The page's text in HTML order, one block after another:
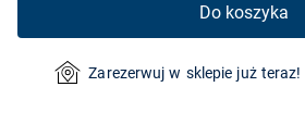
Do koszyka
Zarezerwuj w sklepie już